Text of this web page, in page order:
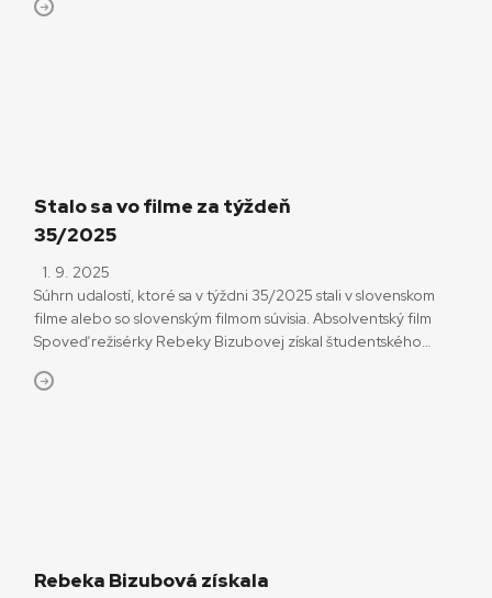
absolventský film na Filmovej a televíznej fakulte VŠMU
Stalo sa vo filme za týždeň
35/2025
1. 9. 2025
Súhrn udalostí, ktoré sa v týždni 35/2025 stali v slovenskom
filme alebo so slovenským filmom súvisia. Absolventský film
Spoveď režisérky Rebeky Bizubovej získal študentského
najskôr absolvovala bakalárske štúdium dokumentárnej tvorby
Rebeka Bizubová získala